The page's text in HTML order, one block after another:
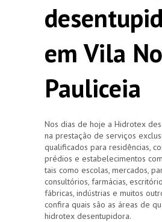
em Vila
Pauliceia
Nos dias de hoje a Hidrotex
na prestação de serviços
qualificados para residências,
prédios e estabelecimentos
tais como escolas, mercados,
consultórios, farmácias,
fábricas, indústrias e muitos
confira quais são as áreas de
hidrotex desentupidora.